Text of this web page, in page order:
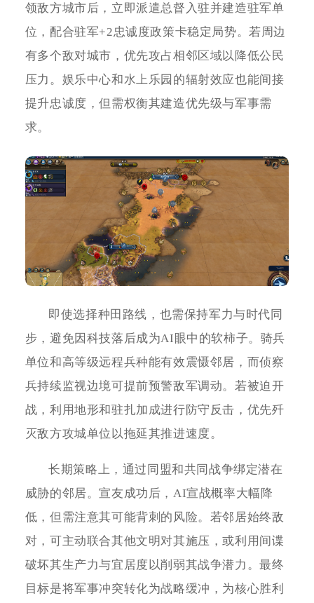
领敌方城市后，立即派遣总督入驻并建造驻军单
位，配合驻军+2忠诚度政策卡稳定局势。若周边
有多个敌对城市，优先攻占相邻区域以降低公民
压力。娱乐中心和水上乐园的辐射效应也能间接
提升忠诚度，但需权衡其建造优先级与军事需
求。
即使选择种田路线，也需保持军力与时代同
步，避免因科技落后成为AI眼中的软柿子。骑兵
单位和高等级远程兵种能有效震慑邻居，而侦察
兵持续监视边境可提前预警敌军调动。若被迫开
战，利用地形和驻扎加成进行防守反击，优先歼
灭敌方攻城单位以拖延其推进速度。
长期策略上，通过同盟和共同战争绑定潜在
威胁的邻居。宣友成功后，AI宣战概率大幅降
低，但需注意其可能背刺的风险。若邻居始终敌
对，可主动联合其他文明对其施压，或利用间谍
破坏其生产力与宜居度以削弱其战争潜力。最终
目标是将军事冲突转化为战略缓冲，为核心胜利